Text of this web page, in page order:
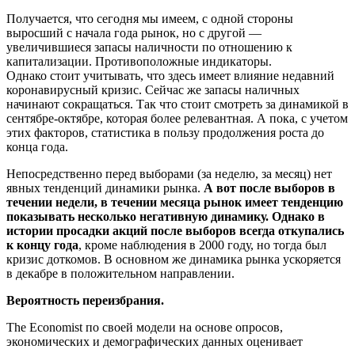
Получается, что сегодня мы имеем, с одной стороны
выросший с начала года рынок, но с другой —
увеличившиеся запасы наличности по отношению к
капитализации. Противоположные индикаторы.
Однако стоит учитывать, что здесь имеет влияние недавний
коронавирусный кризис. Сейчас же запасы наличных
начинают сокращаться. Так что стоит смотреть за динамикой в
сентябре-октябре, которая более релевантная. А пока, с учетом
этих факторов, статистика в пользу продолжения роста до
конца года.
Непосредственно перед выборами (за неделю, за месяц) нет
явных тенденций динамики рынка. А вот после выборов в
течении недели, в течении месяца рынок имеет тенденцию
показывать несколько негативную динамику. Однако в
истории просадки акций после выборов всегда откупались
к концу года, кроме наблюдения в 2000 году, но тогда был
кризис доткомов. В основном же динамика рынка ускоряется
в декабре в положительном направлении.
Вероятность переизбрания.
The Economist по своей модели на основе опросов,
экономических и демографических данных оценивает